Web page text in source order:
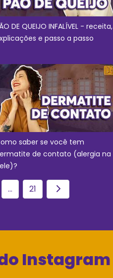
DE QUEIJO INFALÍVEL - receita,
e passo a passo
saber se você tem
de contato (alergia na
... 21
Instagram